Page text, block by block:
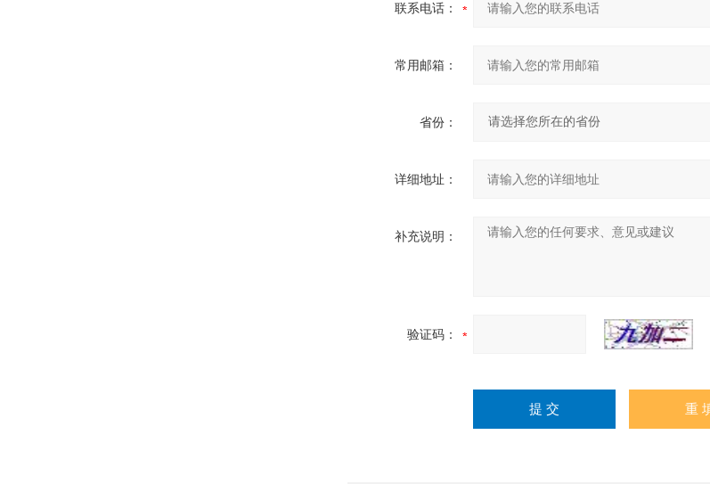
联系电话：
常用邮箱：
省份：
详细地址：
补充说明：
验证码：